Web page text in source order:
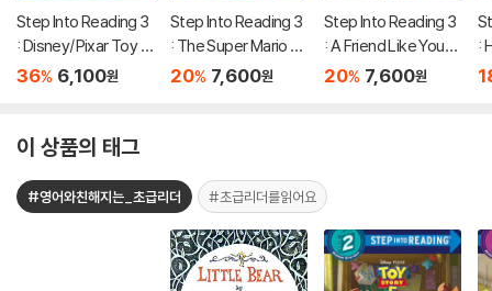
Step Into Reading 3
: Disney/Pixar Toy S
tory 5 : Team Up!
36% 6,100원
Step Into Reading 3
: The Super Mario G
alaxy Movie: Mario T
20% 7,600원
Step Into Reading 3
: A Friend Like You
(Disney/Pixar Hopp
20% 7,600원
:
이 상품의 태그
#영어와친해지는_초급리더 #초급리더를읽어요